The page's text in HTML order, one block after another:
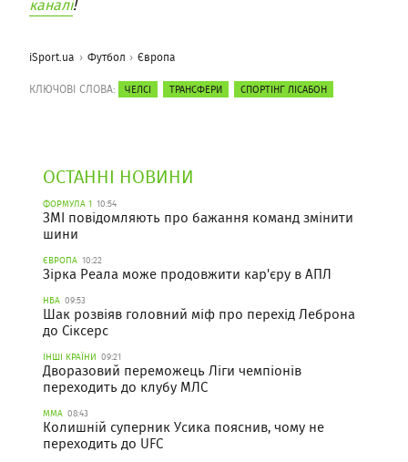
каналі!
iSport.ua Футбол Європа
КЛЮЧОВІ СЛОВА: ЧЕЛСІ ТРАНСФЕРИ СПОРТІНГ ЛІСАБОН
ОСТАННІ НОВИНИ
ФОРМУЛА 1 10:54
ЗМІ повідомляють про бажання команд змінити
шини
ЄВРОПА 10:22
Зірка Реала може продовжити кар'єру в АПЛ
НБА 09:53
Шак розвіяв головний міф про перехід Леброна
до Сіксерс
ІНШІ КРАЇНИ 09:21
Дворазовий переможець Ліги чемпіонів
переходить до клубу МЛС
ММА 08:43
Колишній суперник Усика пояснив, чому не
переходить до UFC